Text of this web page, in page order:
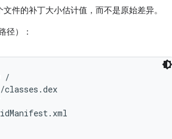
文件的补丁大小估计值，而不是原始差异。
径）：
/
/classes.dex